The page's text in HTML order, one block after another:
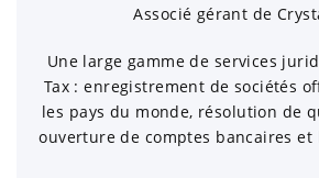
Associé gérant de
Une large gamme de services
Tax : enregistrement de sociétés
les pays du monde, résolution de
ouverture de comptes bancaires et